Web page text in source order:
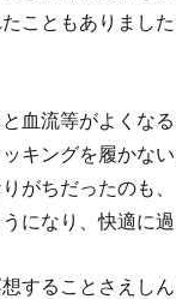
こともありました
血流等がよくなる
キングを履かない
がちだったのも、
になり、快適に過
することさえし